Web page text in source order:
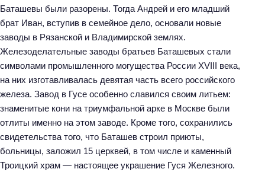
Баташевы были разорены. Тогда Андрей и его младший
брат Иван, вступив в семейное дело, основали новые
заводы в Рязанской и Владимирской землях.
Железоделательные заводы братьев Баташевых стали
символами промышленного могущества России XVIII века,
на них изготавливалась девятая часть всего российского
железа. Завод в Гусе особенно славился своим литьем:
знаменитые кони на триумфальной арке в Москве были
отлиты именно на этом заводе. Кроме того, сохранились
свидетельства того, что Баташев строил приюты,
больницы, заложил 15 церквей, в том числе и каменный
Троицкий храм — настоящее украшение Гуся Железного.